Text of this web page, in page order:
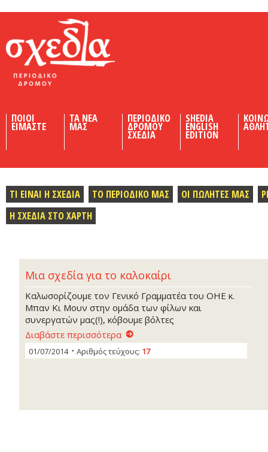
ΠΟΙΟΙ
ΕΙΜΑΣΤΕ
ΤΑ ΝΕΑ
ΜΑΣ
ΠΕΡΙΟΔΙΚΟ
ΔΡΟΜΟΥ
ΣΧΕΔΙΑ
SHEDIA
ENGLISH
EDITION
ΤΙ ΕΙΝΑΙ Η ΣΧΕΔΙΑ ΤΟ ΠΕΡΙΟΔΙΚΟ ΜΑΣ ΟΙ ΠΩΛΗΤΕΣ ΜΑΣ
Η ΣΧΕΔΙΑ ΣΤΟ ΧΑΡΤΗ
Μια σχεδία για το καλοκαίρι
Καλωσορίζουμε τον Γενικό Γραμματέα του ΟΗΕ κ.
Μπαν Κι Μουν στην ομάδα των φίλων και
συνεργατών μας(!), κόβουμε βόλτες
Διαβάστε περισσότερα
01/07/2014 Αριθμός τεύχους: 17